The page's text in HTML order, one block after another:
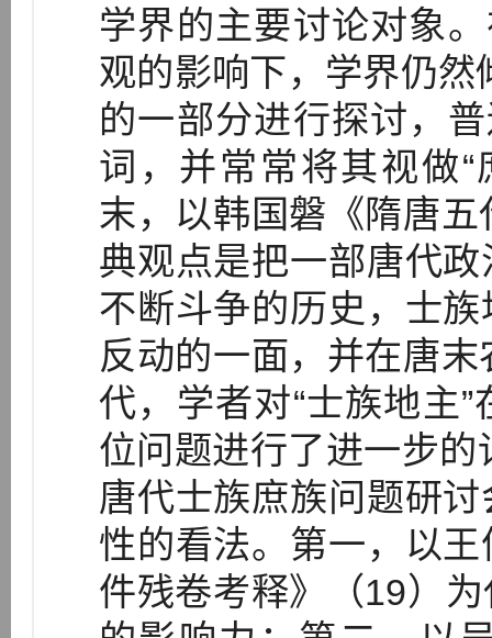
学界的主要讨论对象
观的影响下，学界仍然
的一部分进行探讨，
词，并常常将其视做
末，以韩国磐《隋唐
典观点是把一部唐代
不断斗争的历史，士
反动的一面，并在唐
代，学者对“士族地主
位问题进行了进一步
唐代士族庶族问题研
性的看法。第一，以
件残卷考释》（19）